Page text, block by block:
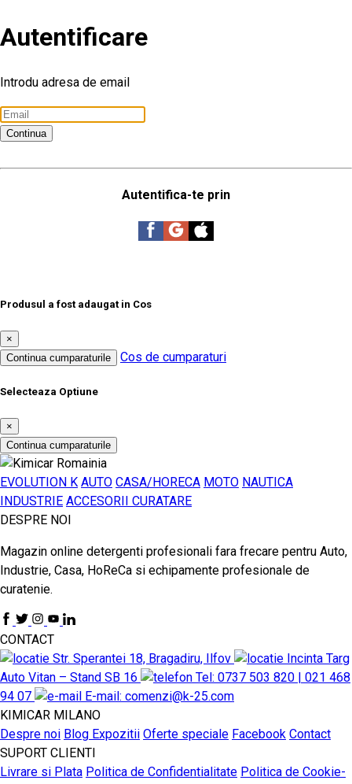
Autentificare
Introdu adresa de email
Continua
Autentifica-te prin
Produsul a fost adaugat in Cos
×
Continua cumparaturile
Cos de cumparaturi
Selecteaza Optiune
×
Continua cumparaturile
EVOLUTION K AUTO CASA/HORECA MOTO NAUTICA
INDUSTRIE ACCESORII CURATARE
DESPRE NOI
Magazin online detergenti profesionali fara frecare pentru Auto,
Industrie, Casa, HoReCa si echipamente profesionale de
curatenie.
CONTACT
Str. Sperantei 18, Bragadiru, Ilfov
Incinta Targ
Auto Vitan – Stand SB 16
Tel: 0737 503 820 | 021 468
94 07
E-mail: comenzi@k-25.com
KIMICAR MILANO
Despre noi Blog Expozitii Oferte speciale Facebook Contact
SUPORT CLIENTI
Livrare si Plata Politica de Confidentialitate Politica de Cookie-